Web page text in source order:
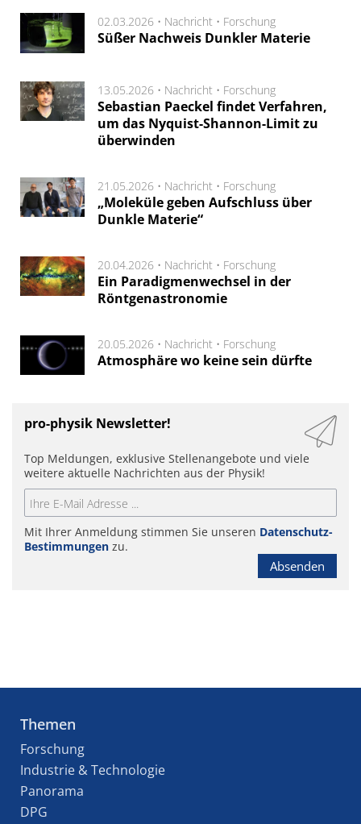
02.03.2026 • Nachricht • Forschung
Süßer Nachweis Dunkler Materie
13.05.2026 • Nachricht • Forschung
Sebastian Paeckel findet Verfahren,
um das Nyquist-Shannon-Limit zu
überwinden
21.05.2026 • Nachricht • Forschung
„Moleküle geben Aufschluss über
Dunkle Materie“
20.04.2026 • Nachricht • Forschung
Ein Paradigmenwechsel in der
Röntgenastronomie
20.05.2026 • Nachricht • Forschung
Atmosphäre wo keine sein dürfte
pro-physik Newsletter!
Top Meldungen, exklusive Stellenangebote und viele
weitere aktuelle Nachrichten aus der Physik!
Mit Ihrer Anmeldung stimmen Sie unseren Datenschutz-
Bestimmungen zu.
Absenden
Themen
Forschung
Industrie & Technologie
Panorama
DPG